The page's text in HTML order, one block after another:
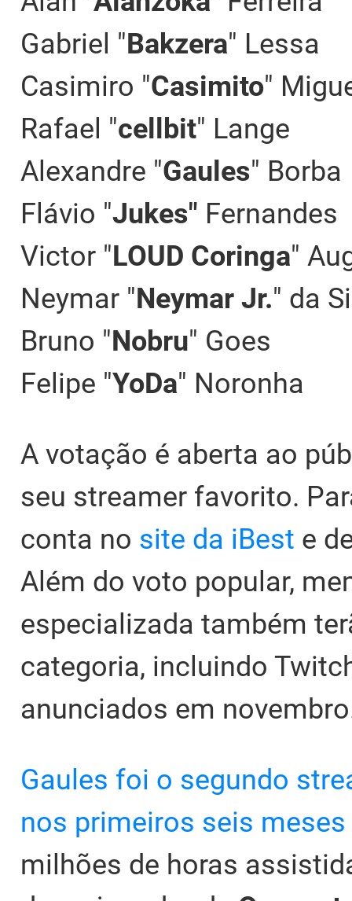
Gabriel "Bakzera" Lessa
Casimiro "Casimito"
Rafael "cellbit" Lange
Alexandre "Gaules" Borba
Flávio "Jukes" Fernandes
Victor "LOUD Coringa"
Neymar "Neymar Jr." da
Bruno "Nobru" Goes
Felipe "YoDa" Noronha
A votação é aberta ao
seu streamer favorito.
conta no site da iBest e
Além do voto popular,
especializada também
categoria, incluindo
anunciados em
Gaules foi o segundo
nos primeiros seis meses
milhões de horas